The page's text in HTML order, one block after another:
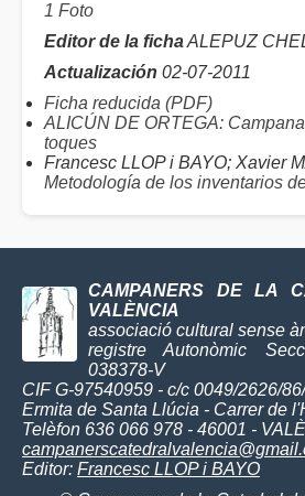
1 Foto
Editor de la fichaALEPUZ
Actualización 02-07-2011
Ficha reducida (PDF)
ALICÚN DE ORTEGA:
toques
Francesc LLOP i BAYO; Xavier
Metodología de los inventarios
CAMPANERS DE LA
VALÈNCIA
associació cultural sense
registre Autonòmic
038378-V
CIF G-97540959 - c/c 0049/2626/
Ermita de Santa Llúcia - Carrer de
Telèfon 636 066 978 - 46001 -
Editor: Francesc LLOP i BAYO